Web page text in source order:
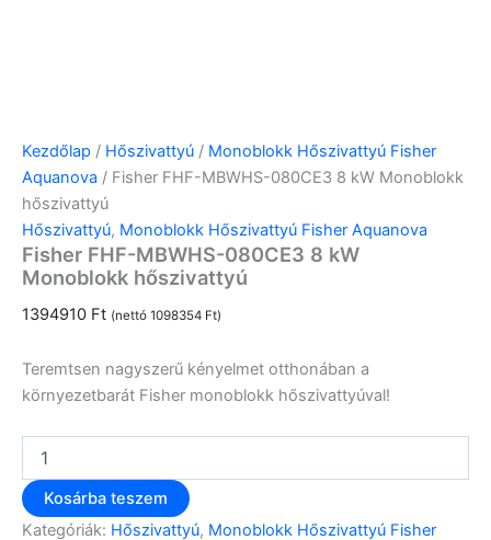
Kezdőlap / Hőszivattyú / Monoblokk Hőszivattyú Fisher
Aquanova / Fisher FHF-MBWHS-080CE3 8 kW Monoblokk
hőszivattyú
Hőszivattyú, Monoblokk Hőszivattyú Fisher Aquanova
Fisher FHF-MBWHS-080CE3 8 kW
Monoblokk hőszivattyú
1394910 Ft (nettó 1098354 Ft)
Teremtsen nagyszerű kényelmet otthonában a
környezetbarát Fisher monoblokk hőszivattyúval!
Kosárba teszem
Kategóriák: Hőszivattyú, Monoblokk Hőszivattyú Fisher